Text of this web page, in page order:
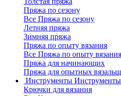
Пряжа по сезону
Все Пряжа по сезону
Летняя пряжа
Зимняя пряжа
Пряжа по опыту вязания
Все Пряжа по опыту вязания
Пряжа для начинающих
Пряжа для опытных
Инструменты Инструменты
Крючки для вязания